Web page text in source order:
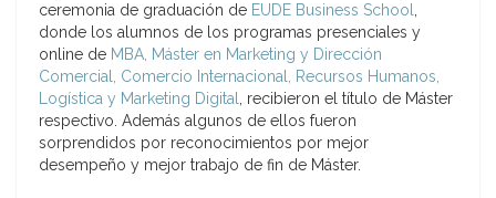
ceremonia de graduación de EUDE Business School,
donde los alumnos de los programas presenciales y
online de MBA, Máster en Marketing y Dirección
Comercial, Comercio Internacional, Recursos Humanos,
Logística y Marketing Digital, recibieron el título de Máster
respectivo. Además algunos de ellos fueron
sorprendidos por reconocimientos por mejor
desempeño y mejor trabajo de fin de Máster.